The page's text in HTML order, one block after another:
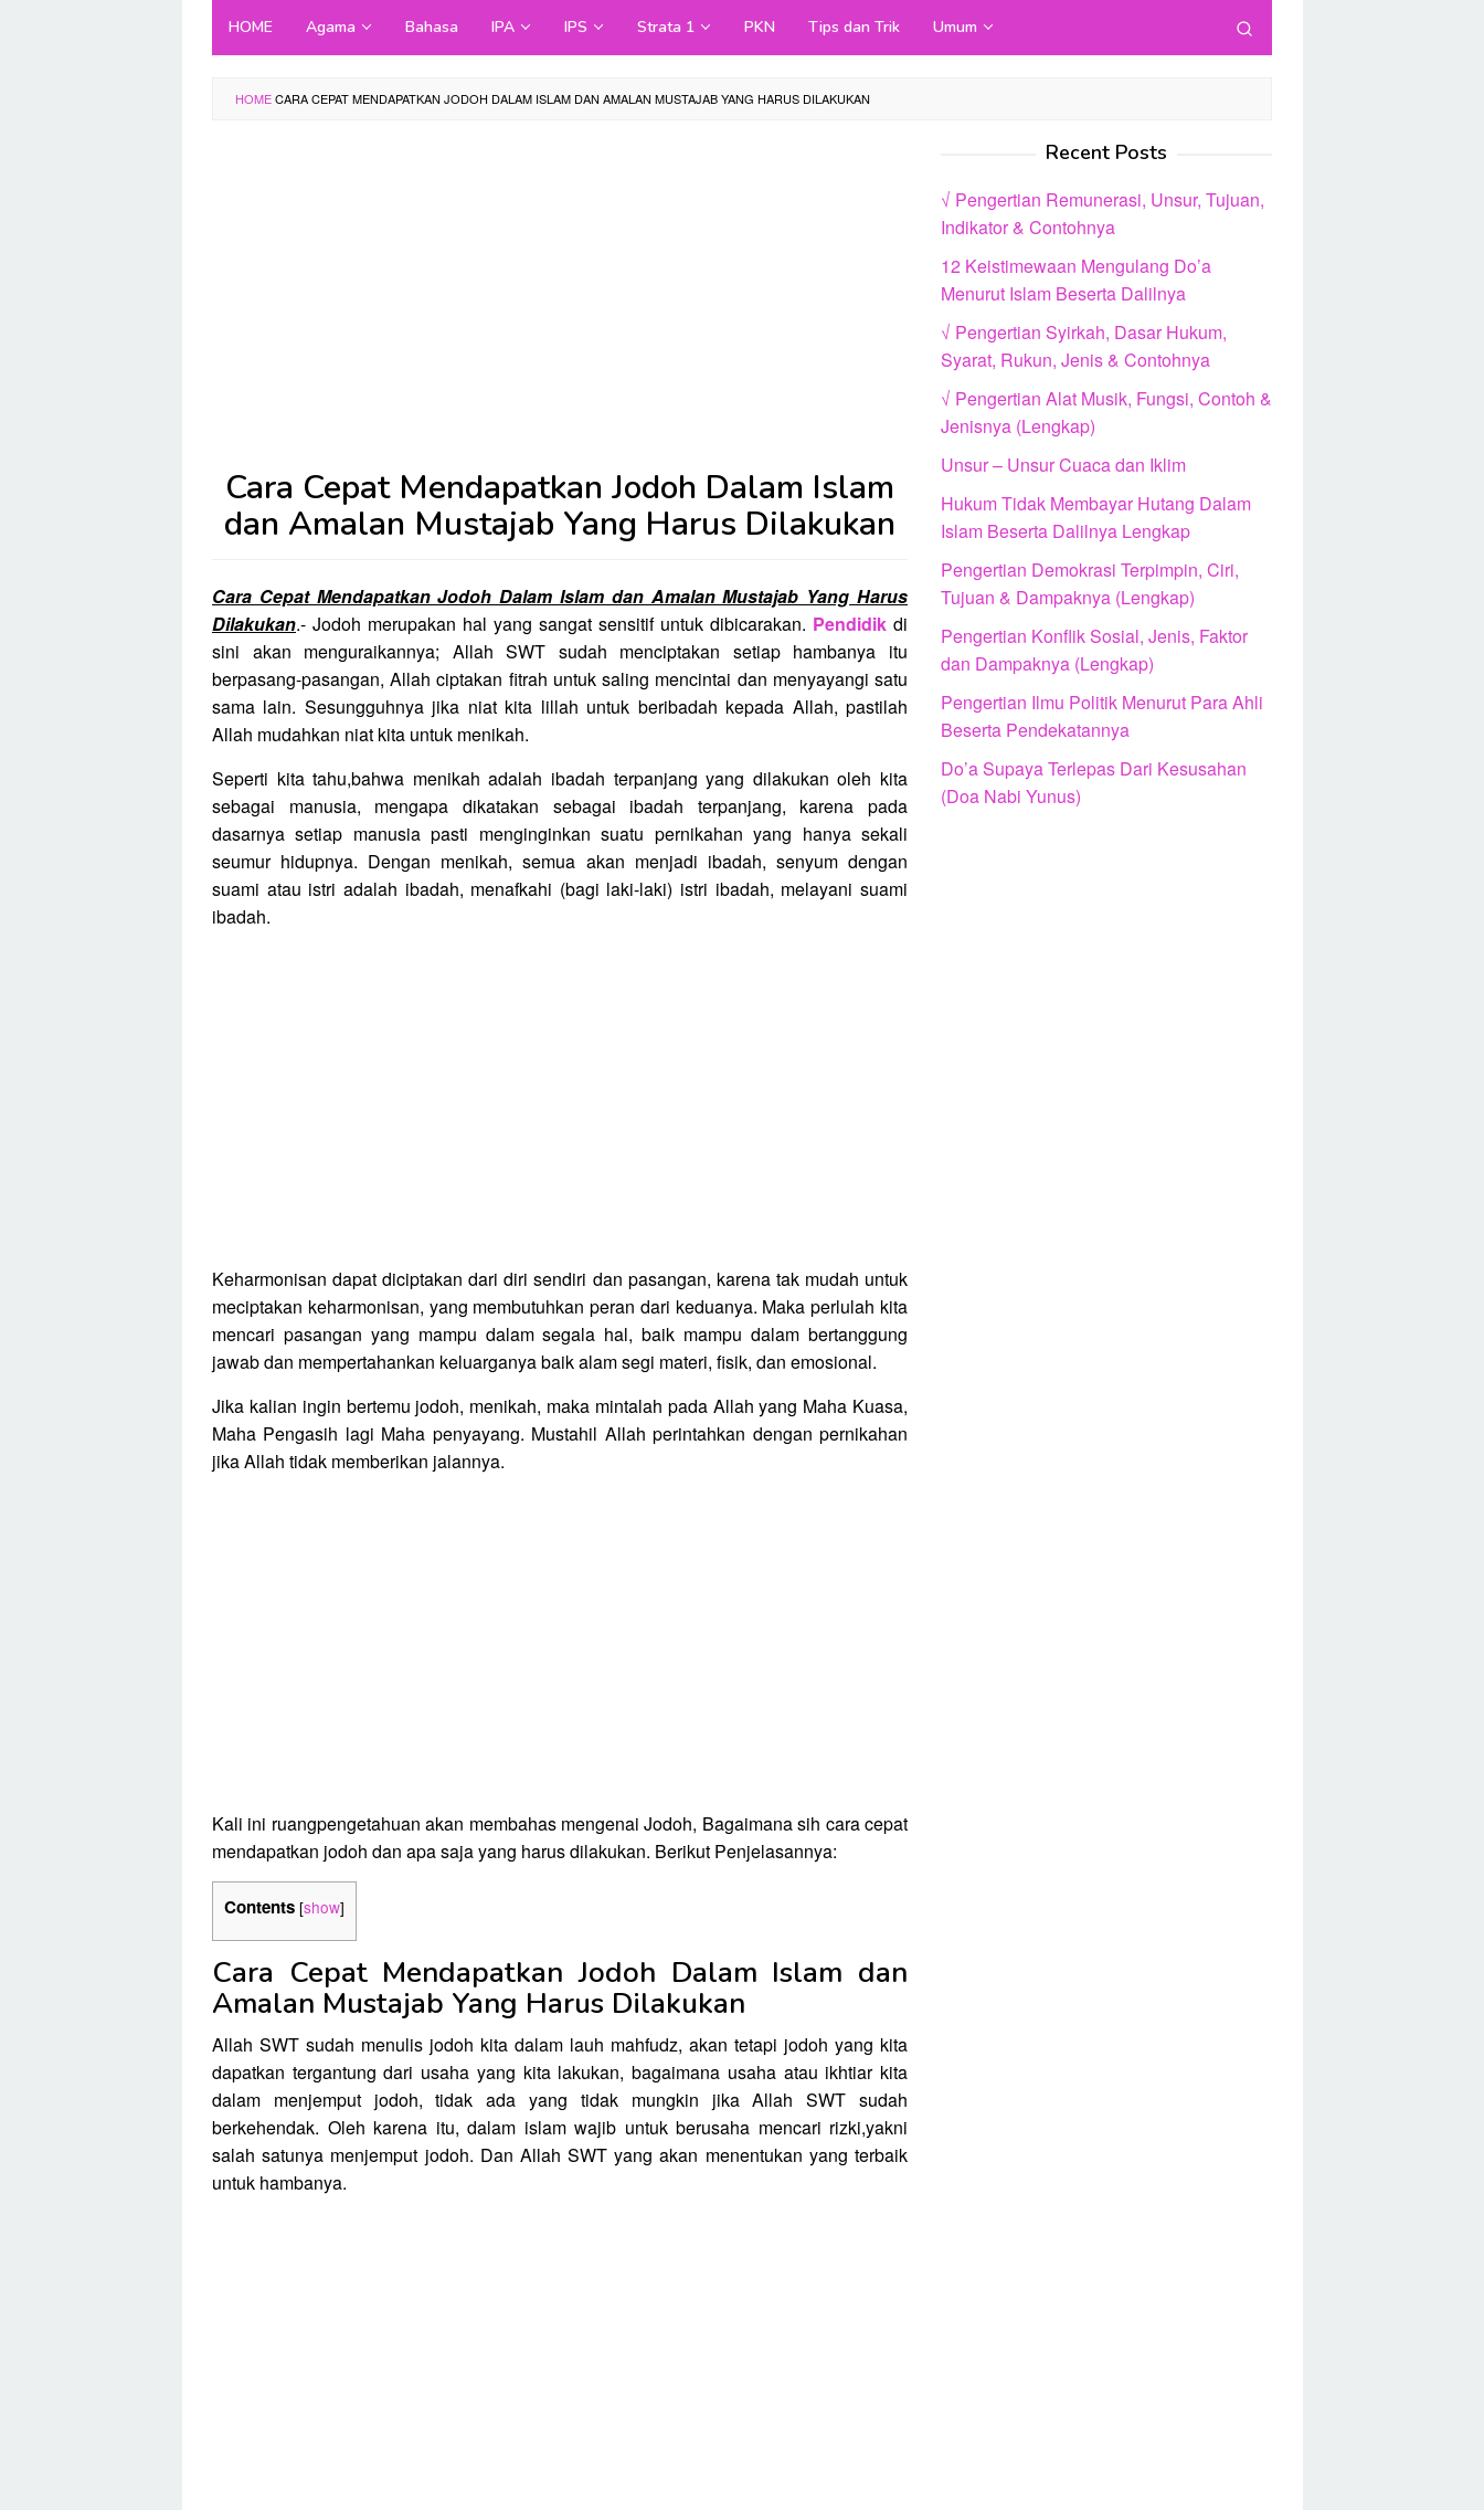
HOME Agama Bahasa IPA IPS Strata 1 PKN Tips dan Trik Umum
HOMECARA CEPAT MENDAPATKAN JODOH DALAM ISLAM DAN AMALAN MUSTAJAB YANG HARUS DILAKUKAN
Cara Cepat Mendapatkan Jodoh Dalam Islam
dan Amalan Mustajab Yang Harus Dilakukan
Cara Cepat Mendapatkan Jodoh Dalam Islam dan Amalan Mustajab Yang Harus
Dilakukan.- Jodoh merupakan hal yang sangat sensitif untuk dibicarakan. Pendidik di
sini akan menguraikannya; Allah SWT sudah menciptakan setiap hambanya itu
berpasang-pasangan, Allah ciptakan fitrah untuk saling mencintai dan menyayangi satu
sama lain. Sesungguhnya jika niat kita lillah untuk beribadah kepada Allah, pastilah
Allah mudahkan niat kita untuk menikah.
Seperti kita tahu,bahwa menikah adalah ibadah terpanjang yang dilakukan oleh kita
sebagai manusia, mengapa dikatakan sebagai ibadah terpanjang, karena pada
dasarnya setiap manusia pasti menginginkan suatu pernikahan yang hanya sekali
seumur hidupnya. Dengan menikah, semua akan menjadi ibadah, senyum dengan
suami atau istri adalah ibadah, menafkahi (bagi laki-laki) istri ibadah, melayani suami
ibadah.
Keharmonisan dapat diciptakan dari diri sendiri dan pasangan, karena tak mudah untuk
meciptakan keharmonisan, yang membutuhkan peran dari keduanya. Maka perlulah kita
mencari pasangan yang mampu dalam segala hal, baik mampu dalam bertanggung
jawab dan mempertahankan keluarganya baik alam segi materi, fisik, dan emosional.
Jika kalian ingin bertemu jodoh, menikah, maka mintalah pada Allah yang Maha Kuasa,
Maha Pengasih lagi Maha penyayang. Mustahil Allah perintahkan dengan pernikahan
jika Allah tidak memberikan jalannya.
Kali ini ruangpengetahuan akan membahas mengenai Jodoh, Bagaimana sih cara cepat
mendapatkan jodoh dan apa saja yang harus dilakukan. Berikut Penjelasannya:
Contents [show]
Cara Cepat Mendapatkan Jodoh Dalam Islam dan
Amalan Mustajab Yang Harus Dilakukan
Allah SWT sudah menulis jodoh kita dalam lauh mahfudz, akan tetapi jodoh yang kita
dapatkan tergantung dari usaha yang kita lakukan, bagaimana usaha atau ikhtiar kita
dalam menjemput jodoh, tidak ada yang tidak mungkin jika Allah SWT sudah
berkehendak. Oleh karena itu, dalam islam wajib untuk berusaha mencari rizki,yakni
salah satunya menjemput jodoh. Dan Allah SWT yang akan menentukan yang terbaik
untuk hambanya.
Recent Posts
√ Pengertian Remunerasi, Unsur, Tujuan,
Indikator & Contohnya
12 Keistimewaan Mengulang Do’a
Menurut Islam Beserta Dalilnya
√ Pengertian Syirkah, Dasar Hukum,
Syarat, Rukun, Jenis & Contohnya
√ Pengertian Alat Musik, Fungsi, Contoh &
Jenisnya (Lengkap)
Unsur – Unsur Cuaca dan Iklim
Hukum Tidak Membayar Hutang Dalam
Islam Beserta Dalilnya Lengkap
Pengertian Demokrasi Terpimpin, Ciri,
Tujuan & Dampaknya (Lengkap)
Pengertian Konflik Sosial, Jenis, Faktor
dan Dampaknya (Lengkap)
Pengertian Ilmu Politik Menurut Para Ahli
Beserta Pendekatannya
Do’a Supaya Terlepas Dari Kesusahan
(Doa Nabi Yunus)